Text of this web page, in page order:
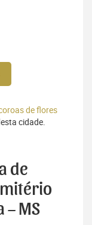
de flores
cidade.
de
MS